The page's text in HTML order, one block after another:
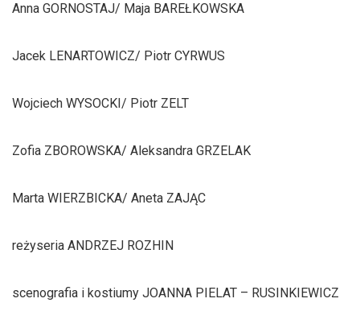
Anna GORNOSTAJ/ Maja BAREŁKOWSKA
Jacek LENARTOWICZ/ Piotr CYRWUS
Wojciech WYSOCKI/ Piotr ZELT
Zofia ZBOROWSKA/ Aleksandra GRZELAK
Marta WIERZBICKA/ Aneta ZAJĄC
reżyseria ANDRZEJ ROZHIN
scenografia i kostiumy JOANNA PIELAT – RUSINKIEWICZ